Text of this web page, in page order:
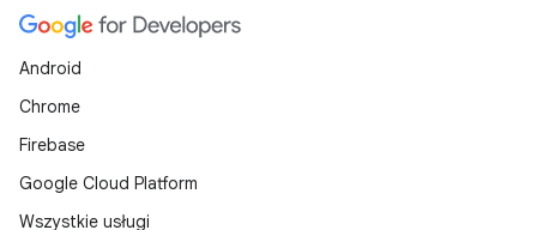
Android
Chrome
Firebase
Google Cloud Platform
Wszystkie usługi